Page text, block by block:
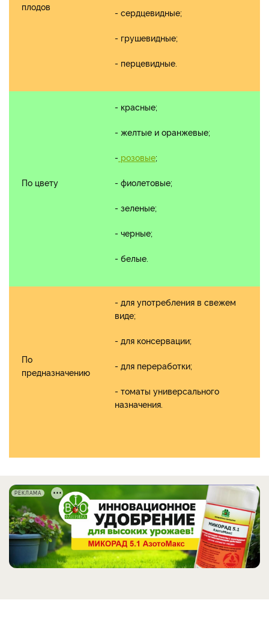
плодов
- сердцевидные;
- грушевидные;
- перцевидные.
По цвету
- красные;
- желтые и оранжевые;
- розовые;
- фиолетовые;
- зеленые;
- черные;
- белые.
По
предназначению
- для употребления в свежем
виде;
- для консервации;
- для переработки;
- томаты универсального
назначения.
РЕКЛАМА